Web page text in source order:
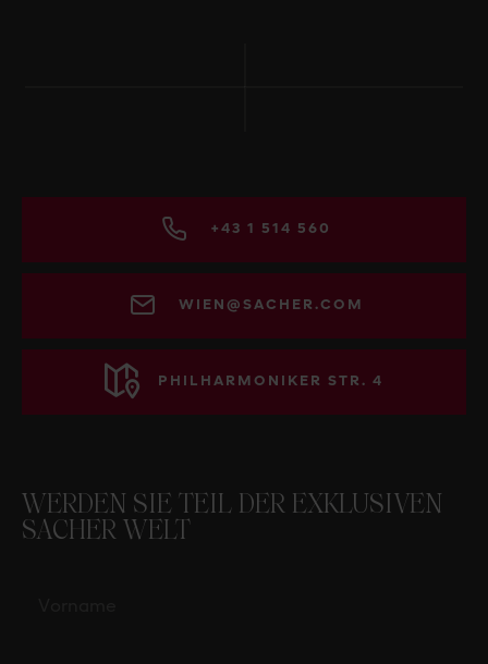
+43 1 514 560
WIEN@SACHER.COM
PHILHARMONIKER STR. 4
WERDEN SIE TEIL DER EXKLUSIVEN
SACHER WELT